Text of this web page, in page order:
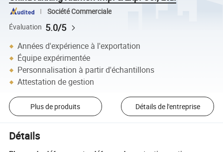
Société Commerciale
Évaluation 5.0/5
Années d'expérience à l'exportation
Équipe expérimentée
Personnalisation à partir d'échantillons
Attestation de gestion
Plus de produits Détails de l'entreprise
Détails